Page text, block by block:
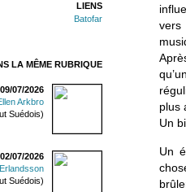
LIENS
Batofar
LA MÊME RUBRIQUE
09/07/2026
Arkbro
Suédois)
02/07/2026
Suédois)
vers
plus
Un
Un